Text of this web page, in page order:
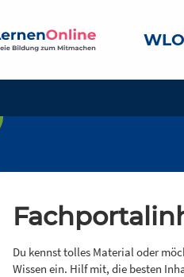
WLO
Du kennst tolles Material oder
Wissen ein. Hilf mit, die besten